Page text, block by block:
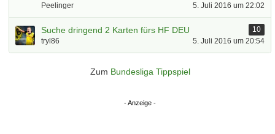
Peelinger 5. Juli 2016 um 22:02
Suche dringend 2 Karten fürs HF DEU
10
tryl86
5. Juli 2016 um 20:54
Zum Bundesliga Tippspiel